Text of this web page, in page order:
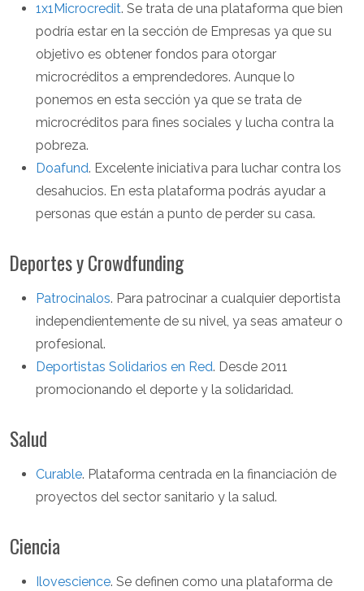
1x1Microcredit. Se trata de una plataforma que bien
podría estar en la sección de Empresas ya que su
objetivo es obtener fondos para otorgar
microcréditos a emprendedores. Aunque lo
ponemos en esta sección ya que se trata de
microcréditos para fines sociales y lucha contra la
pobreza.
Doafund. Excelente iniciativa para luchar contra los
desahucios. En esta plataforma podrás ayudar a
personas que están a punto de perder su casa.
Deportes y Crowdfunding
Patrocinalos. Para patrocinar a cualquier deportista
independientemente de su nivel, ya seas amateur o
profesional.
Deportistas Solidarios en Red. Desde 2011
promocionando el deporte y la solidaridad.
Salud
Curable. Plataforma centrada en la financiación de
proyectos del sector sanitario y la salud.
Ciencia
Ilovescience. Se definen como una plataforma de